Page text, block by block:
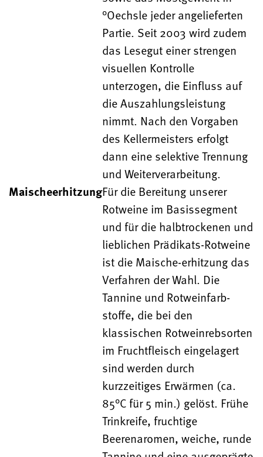
°Oechsle jeder angelieferten
Partie. Seit 2003 wird zudem
das Lesegut einer strengen
visuellen Kontrolle
unterzogen, die Einfluss auf
die Auszahlungsleistung
nimmt. Nach den Vorgaben
des Kellermeisters erfolgt
dann eine selektive Trennung
und Weiterverarbeitung.
MaischeerhitzungFür die Bereitung unserer
Rotweine im Basissegment
und für die halbtrockenen und
lieblichen Prädikats-Rotweine
ist die Maische-erhitzung das
Verfahren der Wahl. Die
Tannine und Rotweinfarb-
stoffe, die bei den
klassischen Rotweinrebsorten
im Fruchtfleisch eingelagert
sind werden durch
kurzzeitiges Erwärmen (ca.
85°C für 5 min.) gelöst. Frühe
Trinkreife, fruchtige
Beerenaromen, weiche, runde